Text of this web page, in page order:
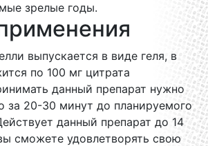
зрелые годы.
выпускается в виде геля, в
по 100 мг цитрата
данный препарат нужно
за 20-30 минут до планируемого
данный препарат до 14
сможете удовлетворять свою